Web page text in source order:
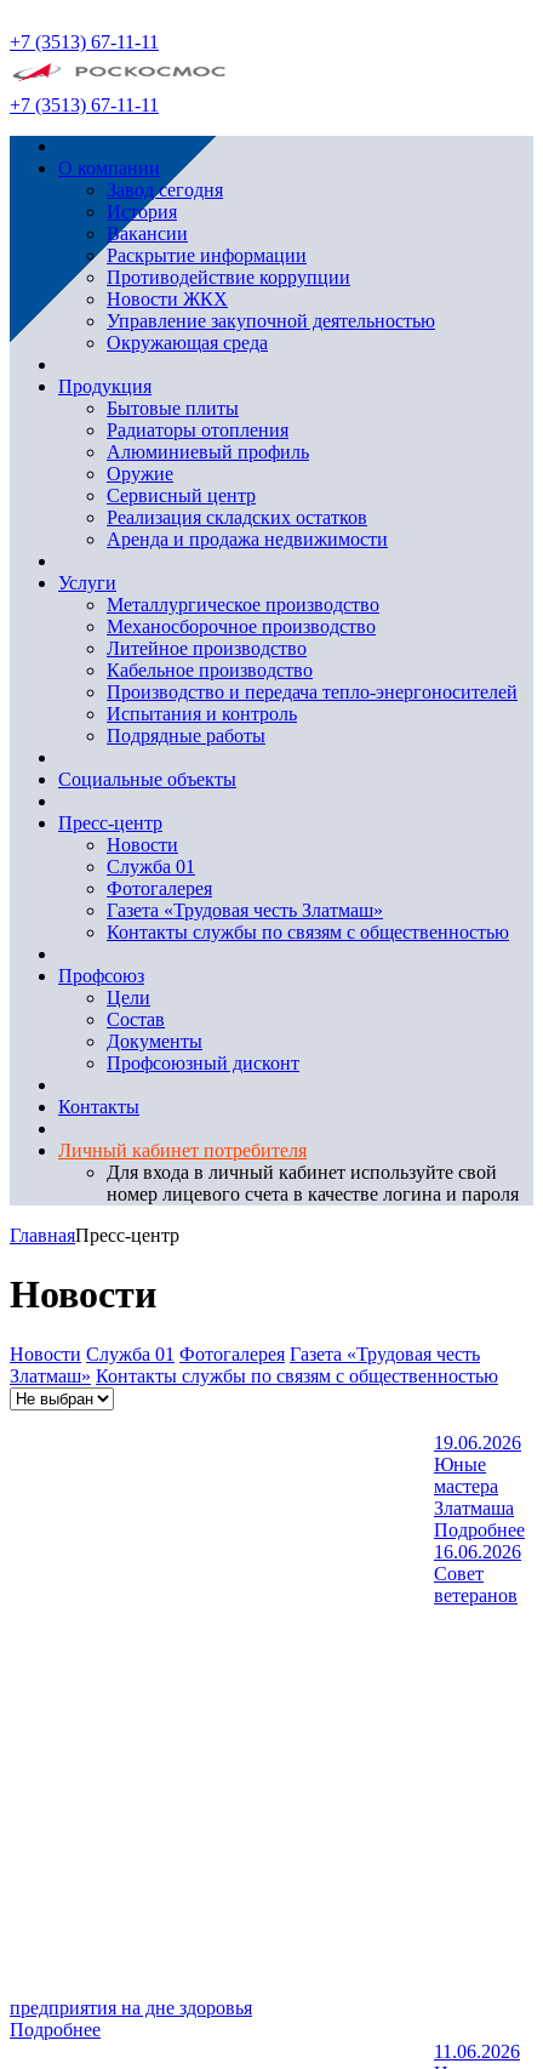
+7 (3513) 67-11-11
+7 (3513) 67-11-11
О компании
Завод сегодня
История
Вакансии
Раскрытие информации
Противодействие коррупции
Новости ЖКХ
Управление закупочной деятельностью
Окружающая среда
Продукция
Бытовые плиты
Радиаторы отопления
Алюминиевый профиль
Оружие
Сервисный центр
Реализация складских остатков
Аренда и продажа недвижимости
Услуги
Металлургическое производство
Механосборочное производство
Литейное производство
Кабельное производство
Производство и передача тепло-энергоносителей
Испытания и контроль
Подрядные работы
Социальные объекты
Пресс-центр
Новости
Служба 01
Фотогалерея
Газета «Трудовая честь Златмаш»
Контакты службы по связям с общественностью
Профсоюз
Цели
Состав
Документы
Профсоюзный дисконт
Контакты
Личный кабинет потребителя
Для входа в личный кабинет используйте свой
номер лицевого счета в качестве логина и пароля
ГлавнаяПресс-центр
Новости
Новости Служба 01 Фотогалерея Газета «Трудовая честь
Златмаш» Контакты службы по связям с общественностью
19.06.2026
Юные
мастера
Златмаша
Подробнее
16.06.2026
Совет
ветеранов
предприятия на дне здоровья
Подробнее
11.06.2026